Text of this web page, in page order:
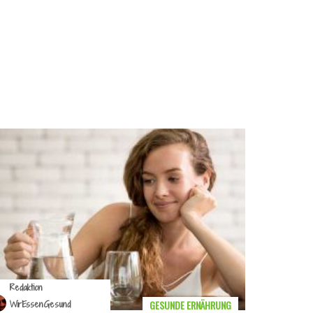
GESUNDE ERNÄHRUNG
Redaktion
WirEssenGesund